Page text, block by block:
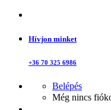
Hívjon minket
+36 70 325 6986
Belépés
Még nincs